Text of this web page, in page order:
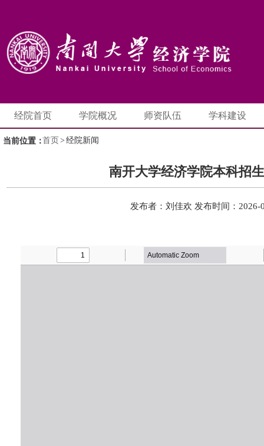
经院首页 学院概况 师资队伍 学科建设
当前位置：首页 > 经院新闻
南开大学经济学院本科招
发布者：刘佳欢 发布时间：2026-